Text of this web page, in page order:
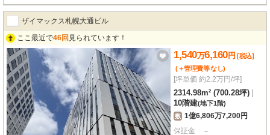
にはヘリポートも完備します。ビル設備：吹き抜けラウンジ、個別空調、エレ
ベーター７基、屋外テラス。 ※ネット非公開物件やレア物件も多数取り扱って
おります。まずはお問合せくださいませ！
ザイマックス札幌大通ビル
ここ最近で46回 見られています！
1,540万6,160円 [税込]
(＋管理費等なし)
[坪単価 約2.2万円/坪]
2314.98m² (700.28坪)
10階建(地下1階)
敷 1億6,806万7,200円
保証金
－